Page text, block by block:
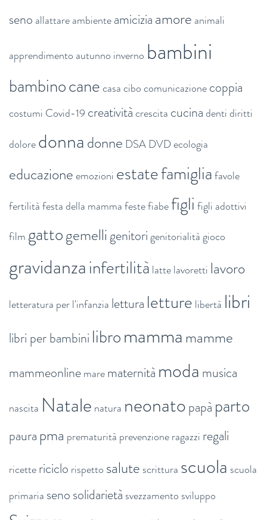
seno allattareambienteamiciziaamore animali
apprendimento autunno inverno bambini
bambinocanecasacibocomunicazionecoppia
costumi Covid-19 creativitàcrescita cucinadentidiritti
doloredonnadonne DSA DVDecologia
educazioneemozioni estatefamigliafavole
fertilitàfesta della mammafestefiabefigli figli adottivi
film gattogemelligenitorigenitorialitàgioco
gravidanzainfertilità lattelavoretti lavoro
letteratura per l'infanzia lettura letture libertà libri
libri per bambini libromamma mamme
mammeonlinemarematernità moda musica
nascita Natale natura neonatopapà parto
paura pma prematurità prevenzioneragazzi regali
ricettericiclo rispetto salute scrittura scuola scuola
primaria senosolidarietà svezzamento sviluppo